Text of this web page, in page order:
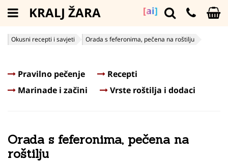
[ai]
KRALJ ŽARA
Okusni recepti i savjeti Orada s feferonima, pečena na roštilju
Pravilno pečenje
Recepti
Marinade i začini
Vrste roštilja i dodaci
Orada s feferonima, pečena na
roštilju